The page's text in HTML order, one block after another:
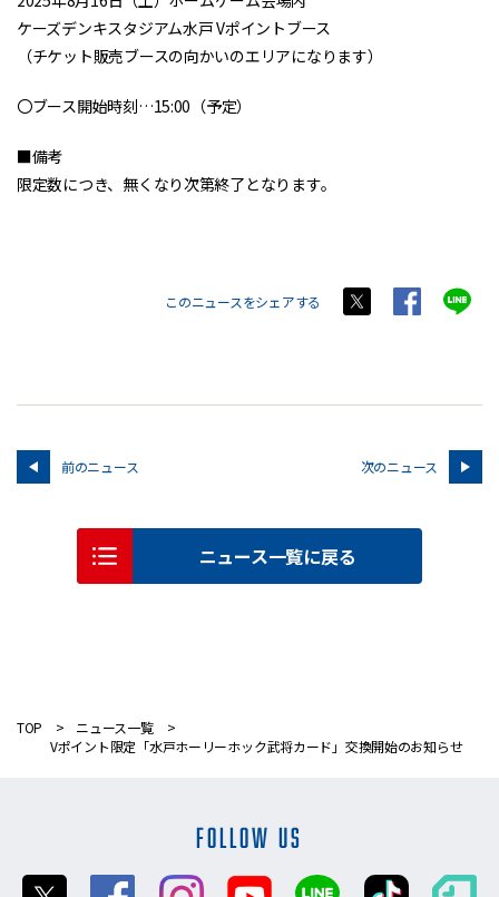
ケーズデンキスタジアム水戸 Vポイントブース
（チケット販売ブースの向かいのエリアになります）
〇ブース開始時刻…15:00（予定）
■備考
限定数につき、無くなり次第終了となります。
このニュースをシェアする
前のニュース 次のニュース
ニュース一覧に戻る
TOP
ニュース一覧
Vポイント限定「水戸ホーリーホック武将カード」交換開始のお知らせ
FOLLOW US